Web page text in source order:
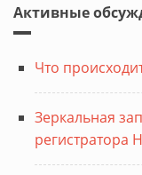
Активные
Что
Зеркальная
регистратора